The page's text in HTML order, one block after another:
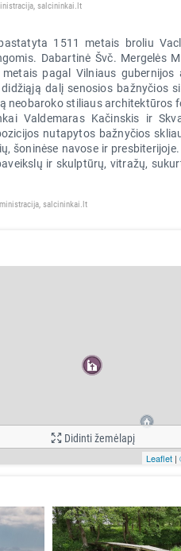
salcininkai.lt
1511 metais broliu
Dabartinė Švč. Mergelės
pagal Vilniaus gubernijos
dalį senosios bažnyčios
neobaroko stiliaus architektūros
Valdemaras Kačinskis ir
nutapytos bažnyčios
šoninėse navose ir
ir skulptūrų, vitražų,
salcininkai.lt
Leaflet |
Didinti žemėlapį